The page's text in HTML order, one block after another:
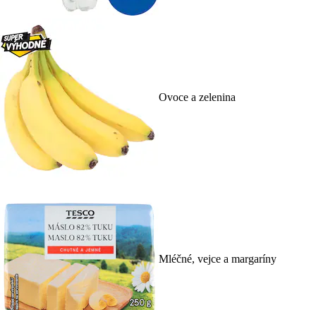
Ovoce a zelenina
Mléčné, vejce a margaríny